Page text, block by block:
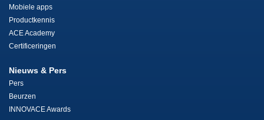
Mobiele apps
Productkennis
ACE Academy
Certificeringen
Nieuws & Pers
Pers
Beurzen
INNOVACE Awards